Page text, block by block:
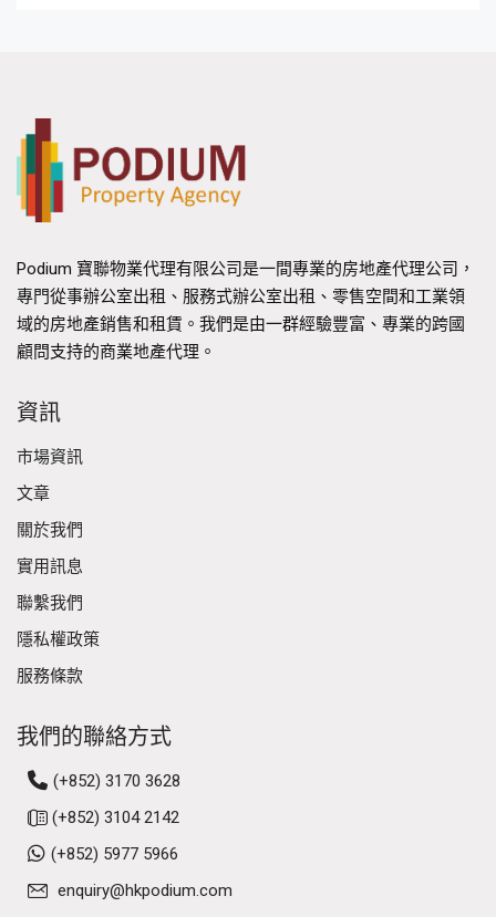
Podium 寶聯物業代理有限公司是一間專業的房地產代理公司，
專門從事辦公室出租、服務式辦公室出租、零售空間和工業領
域的房地產銷售和租賃。我們是由一群經驗豐富、專業的跨國
顧問支持的商業地產代理。
資訊
市場資訊
文章
關於我們
實用訊息
聯繫我們
隱私權政策
服務條款
我們的聯絡方式
(+852) 3170 3628
(+852) 3104 2142
(+852) 5977 5966
enquiry@hkpodium.com